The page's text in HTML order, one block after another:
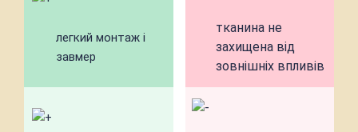
легкий монтаж і
завмер
тканина не
захищена від
зовнішніх впливів